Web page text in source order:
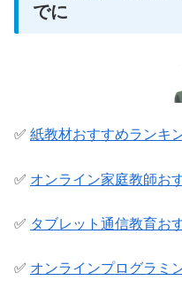
でに
✅ 紙教材おすすめランキ
✅ オンライン家庭教師お
✅ タブレット通信教育お
✅ オンラインプログラミ